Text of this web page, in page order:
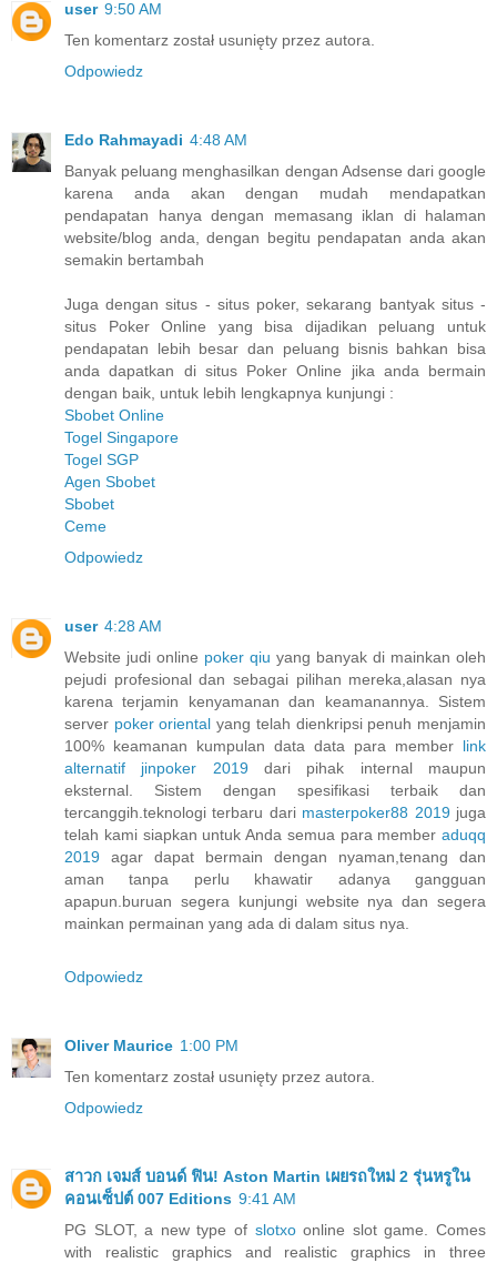
user 9:50 AM
Ten komentarz został usunięty przez autora.
Odpowiedz
Edo Rahmayadi 4:48 AM
Banyak peluang menghasilkan dengan Adsense dari google
karena anda akan dengan mudah mendapatkan
pendapatan hanya dengan memasang iklan di halaman
website/blog anda, dengan begitu pendapatan anda akan
semakin bertambah
Juga dengan situs - situs poker, sekarang bantyak situs -
situs Poker Online yang bisa dijadikan peluang untuk
pendapatan lebih besar dan peluang bisnis bahkan bisa
anda dapatkan di situs Poker Online jika anda bermain
dengan baik, untuk lebih lengkapnya kunjungi :
Sbobet Online
Togel Singapore
Togel SGP
Agen Sbobet
Sbobet
Ceme
Odpowiedz
user 4:28 AM
Website judi online poker qiu yang banyak di mainkan oleh
pejudi profesional dan sebagai pilihan mereka,alasan nya
karena terjamin kenyamanan dan keamanannya. Sistem
server poker oriental yang telah dienkripsi penuh menjamin
100% keamanan kumpulan data data para member link
alternatif jinpoker 2019dari pihak internal maupun
eksternal. Sistem dengan spesifikasi terbaik dan
tercanggih.teknologi terbaru dari masterpoker88 2019juga
telah kami siapkan untuk Anda semua para member aduqq
2019 agar dapat bermain dengan nyaman,tenang dan
aman tanpa perlu khawatir adanya gangguan
apapun.buruan segera kunjungi website nya dan segera
mainkan permainan yang ada di dalam situs nya.
Odpowiedz
Oliver Maurice 1:00 PM
Ten komentarz został usunięty przez autora.
Odpowiedz
สาวก เจมส์ บอนด์ ฟิน! Aston Martin เผยรถใหม่ 2 รุ่นหรูใน
คอนเซ็ปต์ 007 Editions 9:41 AM
PG SLOT, a new type of slotxoonline slot game. Comes
with realistic graphics and realistic graphics in three